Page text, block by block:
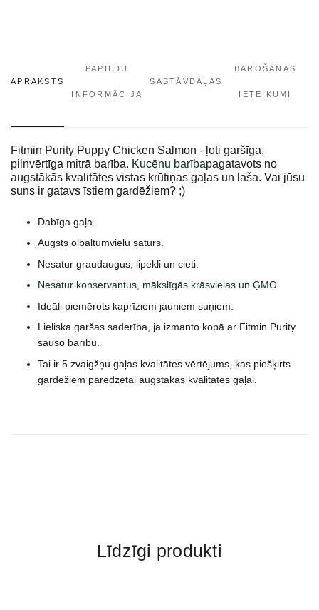
APRAKSTS
PAPILDU
INFORMĀCIJA
SASTĀVDAĻAS
BAROŠANAS
IETEIKUMI
Fitmin Purity Puppy Chicken Salmon - ļoti garšīga,
pilnvērtīga mitrā barība. Kucēnu barībapagatavots no
augstākās kvalitātes vistas krūtiņas gaļas un laša. Vai jūsu
suns ir gatavs īstiem gardēžiem? ;)
Dabīga gaļa.
Augsts olbaltumvielu saturs.
Nesatur graudaugus, lipekli un cieti.
Nesatur konservantus, mākslīgās krāsvielas un ĢMO.
Ideāli piemērots kaprīziem jauniem suņiem.
Lieliska garšas saderība, ja izmanto kopā ar Fitmin Purity
sauso barību.
Tai ir 5 zvaigžņu gaļas kvalitātes vērtējums, kas piešķirts
gardēžiem paredzētai augstākās kvalitātes gaļai.
Līdzīgi produkti